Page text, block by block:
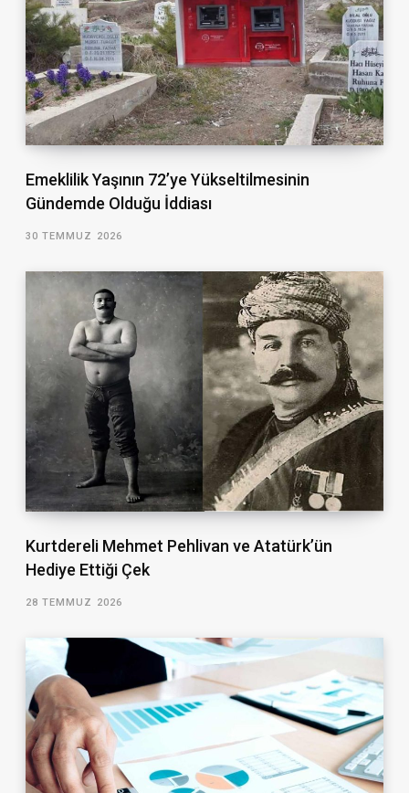
Emeklilik Yaşının 72’ye Yükseltilmesinin
Gündemde Olduğu İddiası
30 TEMMUZ 2026
Kurtdereli Mehmet Pehlivan ve Atatürk’ün
Hediye Ettiği Çek
28 TEMMUZ 2026